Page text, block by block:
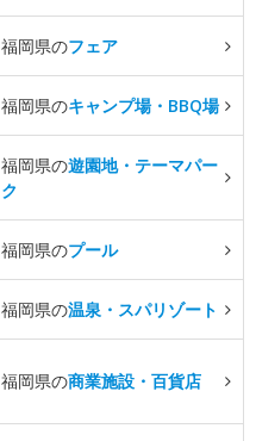
福岡県のフェア
福岡県のキャンプ場・BBQ場
福岡県の遊園地・テーマパー
ク
福岡県のプール
福岡県の温泉・スパリゾート
福岡県の商業施設・百貨店